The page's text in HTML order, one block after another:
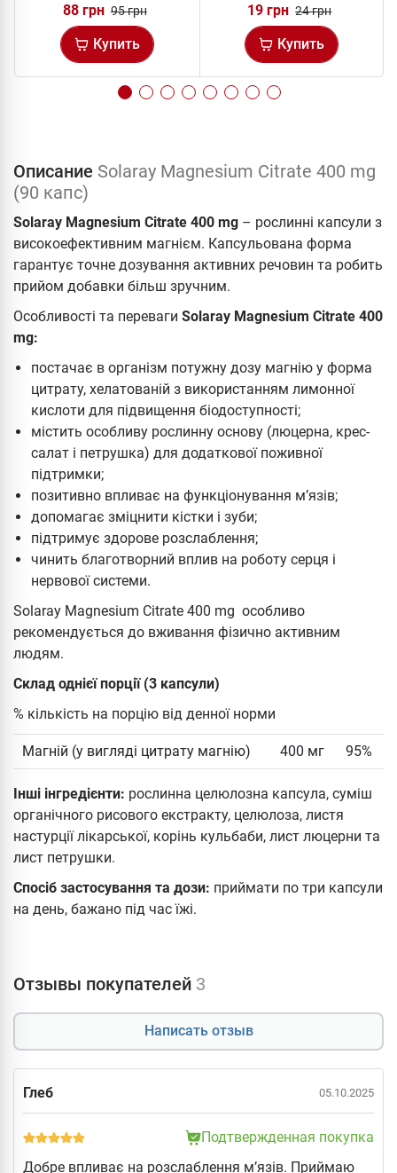
88 грн 95 грн
Купить
19 грн 24 грн
Купить
Описание Solaray Magnesium Citrate 400 mg
(90 капс)
Solaray Magnesium Citrate 400 mg – рослинні капсули з
високоефективним магнієм. Капсульована форма
гарантує точне дозування активних речовин та робить
прийом добавки більш зручним.
Особливості та переваги Solaray Magnesium Citrate 400
mg:
постачає в організм потужну дозу магнію у форма
цитрату, хелатованій з використанням лимонної
кислоти для підвищення біодоступності;
містить особливу рослинну основу (люцерна, крес-
салат і петрушка) для додаткової поживної
підтримки;
позитивно впливає на функціонування м’язів;
допомагає зміцнити кістки і зуби;
підтримує здорове розслаблення;
чинить благотворний вплив на роботу серця і
нервової системи.
Solaray Magnesium Citrate 400 mg особливо
рекомендується до вживання фізично активним
людям.
Склад однієї порції (3 капсули)
% кількість на порцію від денної норми
Магній (у вигляді цитрату магнію) 400 мг 95%
Інші інгредієнти: рослинна целюлозна капсула, суміш
органічного рисового екстракту, целюлоза, листя
настурції лікарської, корінь кульбаби, лист люцерни та
лист петрушки.
Спосіб застосування та дози: приймати по три капсули
на день, бажано під час їжі.
Отзывы покупателей 3
Написать отзыв
Глеб 05.10.2025
Подтвержденная покупка
Добре впливає на розслаблення мʼязів. Приймаю